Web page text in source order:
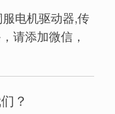
电机驱动器,传
请添加微信，
？